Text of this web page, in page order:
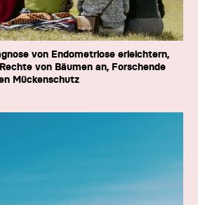
von Endometriose erleichtern,
von Bäumen an, Forschende
Mückenschutz